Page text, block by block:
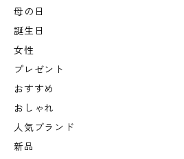
母の日
誕生日
女性
プレゼント
おすすめ
おしゃれ
人気ブランド
新品